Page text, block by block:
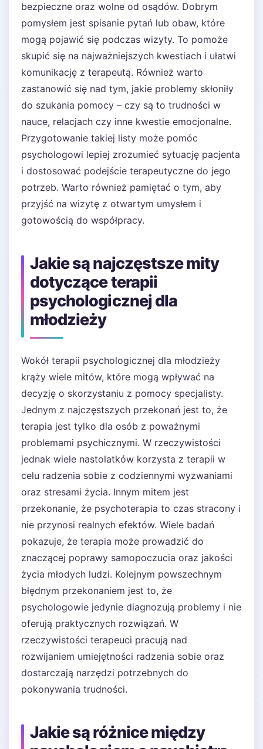
bezpieczne oraz wolne od osądów. Dobrym
pomysłem jest spisanie pytań lub obaw, które
mogą pojawić się podczas wizyty. To pomoże
skupić się na najważniejszych kwestiach i ułatwi
komunikację z terapeutą. Również warto
zastanowić się nad tym, jakie problemy skłoniły
do szukania pomocy – czy są to trudności w
nauce, relacjach czy inne kwestie emocjonalne.
Przygotowanie takiej listy może pomóc
psychologowi lepiej zrozumieć sytuację pacjenta
i dostosować podejście terapeutyczne do jego
potrzeb. Warto również pamiętać o tym, aby
przyjść na wizytę z otwartym umysłem i
gotowością do współpracy.
Jakie są najczęstsze mity
dotyczące terapii
psychologicznej dla
młodzieży
Wokół terapii psychologicznej dla młodzieży
krąży wiele mitów, które mogą wpływać na
decyzję o skorzystaniu z pomocy specjalisty.
Jednym z najczęstszych przekonań jest to, że
terapia jest tylko dla osób z poważnymi
problemami psychicznymi. W rzeczywistości
jednak wiele nastolatków korzysta z terapii w
celu radzenia sobie z codziennymi wyzwaniami
oraz stresami życia. Innym mitem jest
przekonanie, że psychoterapia to czas stracony i
nie przynosi realnych efektów. Wiele badań
pokazuje, że terapia może prowadzić do
znaczącej poprawy samopoczucia oraz jakości
życia młodych ludzi. Kolejnym powszechnym
błędnym przekonaniem jest to, że
psychologowie jedynie diagnozują problemy i nie
oferują praktycznych rozwiązań. W
rzeczywistości terapeuci pracują nad
rozwijaniem umiejętności radzenia sobie oraz
dostarczają narzędzi potrzebnych do
pokonywania trudności.
Jakie są różnice między